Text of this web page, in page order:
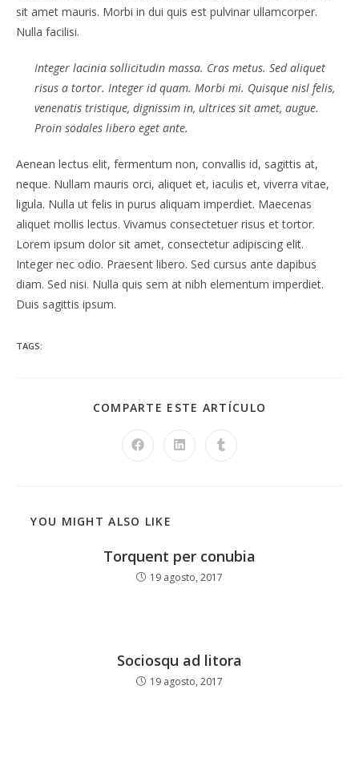
sit amet mauris. Morbi in dui quis est pulvinar ullamcorper.
Nulla facilisi.
Integer lacinia sollicitudin massa. Cras metus. Sed aliquet
risus a tortor. Integer id quam. Morbi mi. Quisque nisl felis,
venenatis tristique, dignissim in, ultrices sit amet, augue.
Proin sodales libero eget ante.
Aenean lectus elit, fermentum non, convallis id, sagittis at,
neque. Nullam mauris orci, aliquet et, iaculis et, viverra vitae,
ligula. Nulla ut felis in purus aliquam imperdiet. Maecenas
aliquet mollis lectus. Vivamus consectetuer risus et tortor.
Lorem ipsum dolor sit amet, consectetur adipiscing elit.
Integer nec odio. Praesent libero. Sed cursus ante dapibus
diam. Sed nisi. Nulla quis sem at nibh elementum imperdiet.
Duis sagittis ipsum.
TAGS:
COMPARTE ESTE ARTÍCULO
Opens
Opens Opens
YOU MIGHT ALSO LIKE
Torquent per conubia
19 agosto, 2017
Sociosqu ad litora
19 agosto, 2017